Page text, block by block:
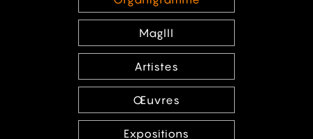
MagIII
Artistes
Œuvres
Expositions